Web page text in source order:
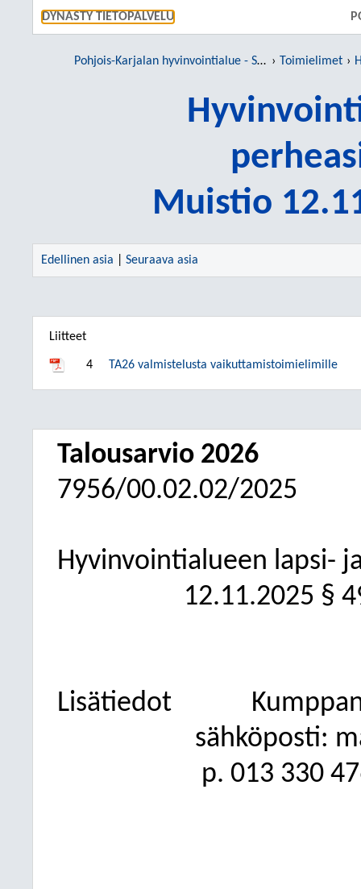
DYNASTY TIETOPALVELU SIIRRY
Pohjois-Karjalan hyvinvointialue - Siun sote Toimielimet
Muistio
Edellinen asia Seuraava asia
Liitteet
4 TA26 valmistelusta vaikuttamistoimielimille
Talousarvio 2026
7956/00.02.02/2025
Hyvinvointialueen lapsi-
12.11.2025 §
Lisätiedot
sähköposti:
p. 013 330